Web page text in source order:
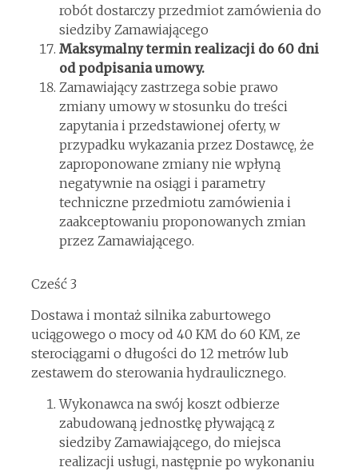
robót dostarczy przedmiot zamówienia do
siedziby Zamawiającego
Maksymalny termin realizacji do 60 dni
od podpisania umowy.
Zamawiający zastrzega sobie prawo
zmiany umowy w stosunku do treści
zapytania i przedstawionej oferty, w
przypadku wykazania przez Dostawcę, że
zaproponowane zmiany nie wpłyną
negatywnie na osiągi i parametry
techniczne przedmiotu zamówienia i
zaakceptowaniu proponowanych zmian
przez Zamawiającego.
Cześć 3
Dostawa i montaż silnika zaburtowego
uciągowego o mocy od 40 KM do 60 KM, ze
sterociągami o długości do 12 metrów lub
zestawem do sterowania hydraulicznego.
Wykonawca na swój koszt odbierze
zabudowaną jednostkę pływającą z
siedziby Zamawiającego, do miejsca
realizacji usługi, następnie po wykonaniu